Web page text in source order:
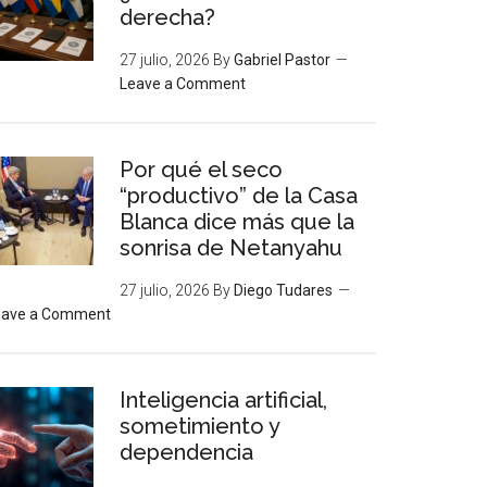
derecha?
27 julio, 2026 ByGabriel Pastor
Leave a Comment
Por qué el seco
“productivo” de la Casa
Blanca dice más que la
sonrisa de Netanyahu
27 julio, 2026 By Diego Tudares
a Comment
Inteligencia artificial,
sometimiento y
dependencia